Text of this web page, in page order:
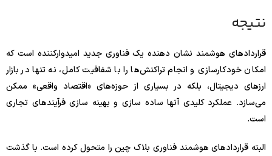
نتیجه
قراردادهای هوشمند نشان دهنده یک فناوری جدید امیدوارکننده است که
امکان خودکارسازی و انجام تراکنش‌ها را با شفافیت کامل، نه تنها در بازار
ارزهای دیجیتال، بلکه در بسیاری از حوزه‌های «اقتصاد واقعی» ممکن
می‌سازد. عملکرد کلیدی آنها ساده سازی و بهینه سازی فرآیندهای تجاری
است.
البته قراردادهای هوشمند فناوری بلاک چین را متحول کرده است. با گذشت